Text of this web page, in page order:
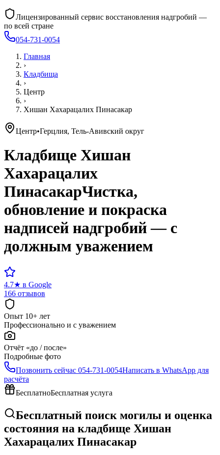
Лицензированный сервис восстановления надгробий —
по всей стране
054-731-0054
Главная
›
Кладбища
›
Центр
›
Хишан Хахарацалих Пинасакар
Центр•Герцлия, Тель-Авивский округ
Кладбище Хишан
Хахарацалих
ПинасакарЧистка,
обновление и покраска
надписей надгробий — с
должным уважением
4.7★ в Google
166 отзывов
Опыт 10+ лет
Профессионально и с уважением
Отчёт «до / после»
Подробные фото
Позвонить сейчас 054-731-0054Написать в WhatsApp для
расчёта
БесплатноБесплатная услуга
Бесплатный поиск могилы и оценка
состояния на кладбище Хишан
Хахарацалих Пинасакар